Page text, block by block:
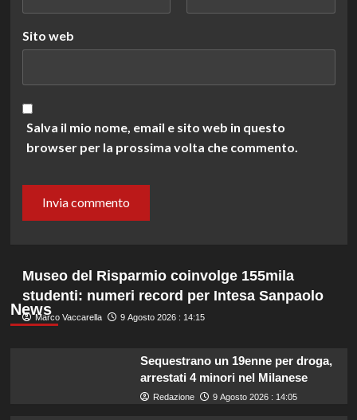
Sito web
Salva il mio nome, email e sito web in questo
browser per la prossima volta che commento.
News
Museo del Risparmio coinvolge 155mila
studenti: numeri record per Intesa Sanpaolo
Marco Vaccarella 9 Agosto 2026 : 14:15
Sequestrano un 19enne per droga,
arrestati 4 minori nel Milanese
Redazione 9 Agosto 2026 : 14:05